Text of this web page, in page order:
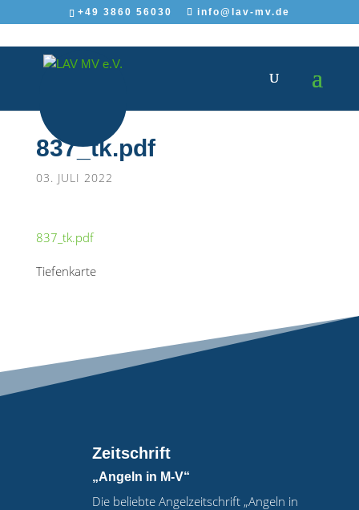
+49 3860 56030 info@lav-mv.de
837_tk.pdf
03. JULI 2022
837_tk.pdf
Tiefenkarte
Zeitschrift
„Angeln in M-V“
Die beliebte Angelzeitschrift „Angeln in